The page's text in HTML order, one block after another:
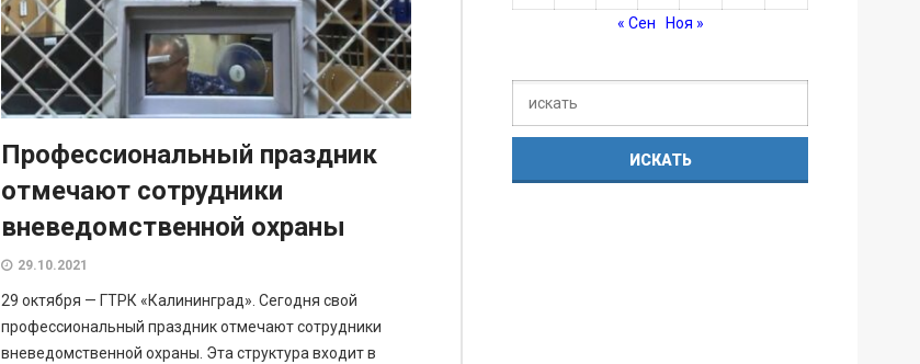
Профессиональный праздник
отмечают сотрудники
вневедомственной охраны
29.10.2021
29 октября — ГТРК «Калининград». Сегодня свой
профессиональный праздник отмечают сотрудники
вневедомственной охраны. Эта структура входит в
« Сен Ноя »